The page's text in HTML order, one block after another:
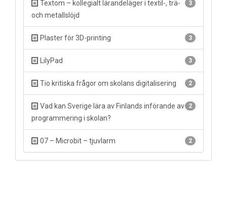
3
Textom – kollegialt lärandeläger i textil-, trä-
och metallslöjd
3
Plaster för 3D-printing
3
LilyPad
2
Tio kritiska frågor om skolans digitalisering
2
Vad kan Sverige lära av Finlands införande av
programmering i skolan?
2
07 – Microbit – tjuvlarm